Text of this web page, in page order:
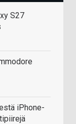
S27
iPhone-